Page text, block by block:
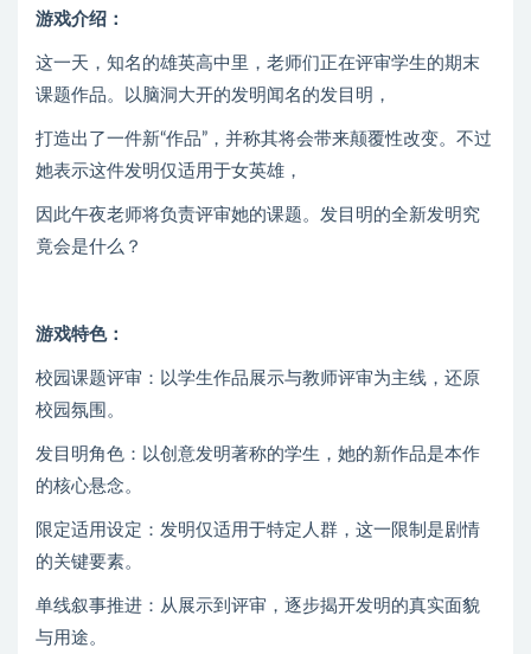
游戏介绍：
这一天，知名的雄英高中里，老师们正在评审学生的期末
课题作品。以脑洞大开的发明闻名的发目明，
打造出了一件新“作品”，并称其将会带来颠覆性改变。不过
她表示这件发明仅适用于女英雄，
因此午夜老师将负责评审她的课题。发目明的全新发明究
竟会是什么？
游戏特色：
校园课题评审：以学生作品展示与教师评审为主线，还原
校园氛围。
发目明角色：以创意发明著称的学生，她的新作品是本作
的核心悬念。
限定适用设定：发明仅适用于特定人群，这一限制是剧情
的关键要素。
单线叙事推进：从展示到评审，逐步揭开发明的真实面貌
与用途。